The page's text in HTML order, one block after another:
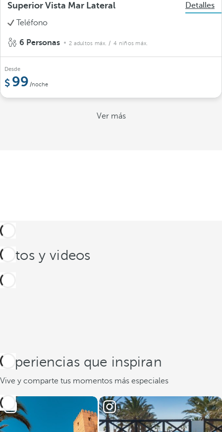
Superior Vista Mar Lateral
Detalles
Teléfono
6 Personas 2 adultos máx. / 4 niños máx.
Desde
99 /noche
Ver más
Fotos y videos
Experiencias que inspiran
Vive y comparte tus momentos más especiales